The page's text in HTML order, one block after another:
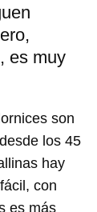
es muy
son
los 45
hay
con
es más